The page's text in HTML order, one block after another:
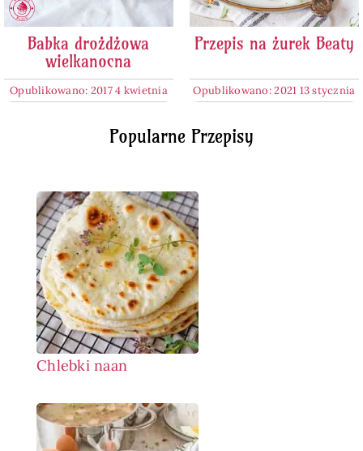
Popularne Przepisy
Chlebki naan
Babka drożdżowa
wielkanocna
Opublikowano: 2017 4 kwietnia
Przepis na żurek Beaty
Opublikowano: 2021 13 stycznia